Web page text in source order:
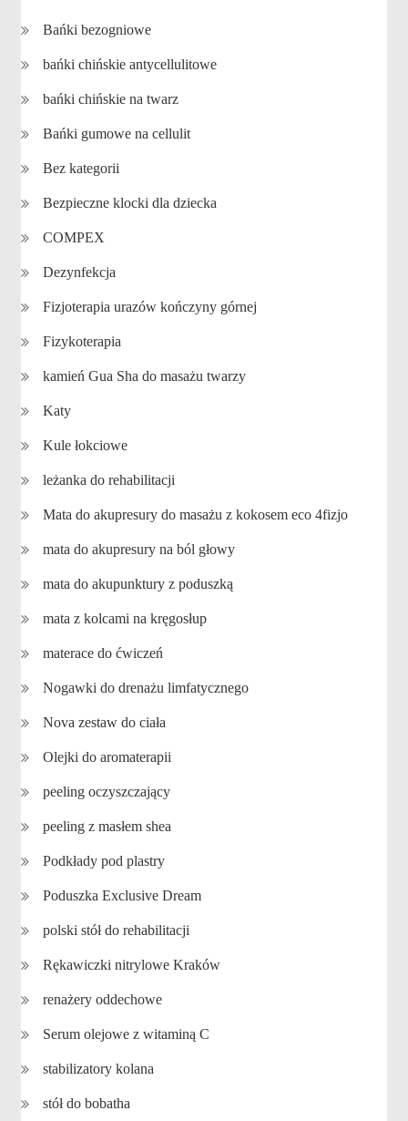
Bańki bezogniowe
bańki chińskie antycellulitowe
bańki chińskie na twarz
Bańki gumowe na cellulit
Bez kategorii
Bezpieczne klocki dla dziecka
COMPEX
Dezynfekcja
Fizjoterapia urazów kończyny górnej
Fizykoterapia
kamień Gua Sha do masażu twarzy
Katy
Kule łokciowe
leżanka do rehabilitacji
Mata do akupresury do masażu z kokosem eco 4fizjo
mata do akupresury na ból głowy
mata do akupunktury z poduszką
mata z kolcami na kręgosłup
materace do ćwiczeń
Nogawki do drenażu limfatycznego
Nova zestaw do ciała
Olejki do aromaterapii
peeling oczyszczający
peeling z masłem shea
Podkłady pod plastry
Poduszka Exclusive Dream
polski stół do rehabilitacji
Rękawiczki nitrylowe Kraków
renażery oddechowe
Serum olejowe z witaminą C
stabilizatory kolana
stół do bobatha